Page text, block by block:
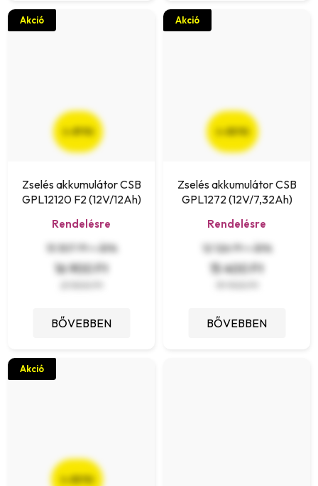
Akció
Zselés akkumulátor CSB
GPL12120 F2 (12V/12Ah)
Rendelésre
13 307 Ft + ÁFA
16 900 Ft
(–21 %)
BŐVEBBEN
Akció
Zselés akkumulátor CSB
GPL1272 (12V/7,32Ah)
Rendelésre
12 126 Ft + ÁFA
15 400 Ft
(–22 %)
BŐVEBBEN
Akció
(–22 %)